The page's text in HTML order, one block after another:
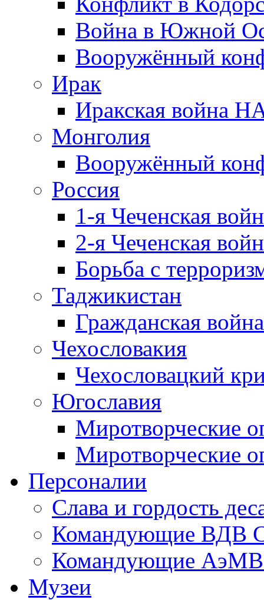
Война в Южной
Вооружённый
Ирак
Иракская война
Монголия
Вооружённый
Россия
1-я Чеченская
2-я Чеченская
Борьба с
Таджикистан
Гражданская
Чехословакия
Чехословацкий
Югославия
Миротворческие
Миротворческие
Персоналии
Слава и гордость
Командующие ВДВ
Командующие АэМВ
Музеи